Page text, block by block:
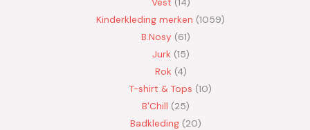
Kinderkleding merken 1059
B.Nosy 61
Jurk 15
Rok 4
T-shirt & Tops 10
B'Chill 25
Badkleding 20